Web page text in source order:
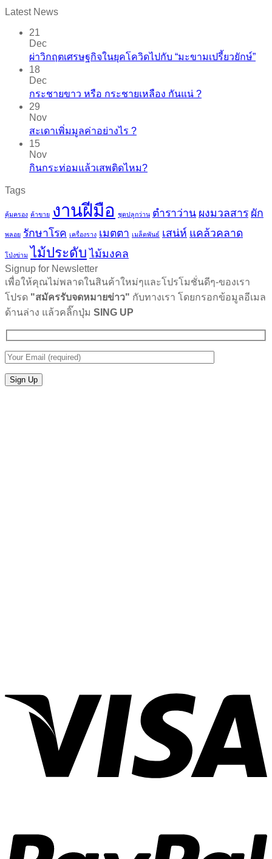
Latest News
21
Dec
ผ่าวิกฤตเศรษฐกิจในยุคโควิดไปกับ “มะขามเปรี้ยวยักษ์”
18
Dec
กระชายขาว​ หรือ​ กระชายเหลือง กันแน่ ?
29
Nov
สะเดาเพิ่มมูลค่าอย่างไร ?
15
Nov
กินกระท่อมแล้วเสพติดไหม?
Tags
คุ้มครอง ค้าขาย งานฝีมือ ชุดปลูกว่าน ตำราว่าน ผงมวลสาร ผัก
พลอย รักษาโรค เครื่องราง เมตตา เมล็ดพันธ์ เสน่ห์ แคล้วคลาด
โป่งข่าม ไม้ประดับ ไม้มงคล
Signup for Newsletter
เพื่อให้คุณไม่พลาดในสินค้าใหม่ๆและโปรโมชั่นดีๆ-ของเรา
โปรด "สมัครรับจดหมายข่าว" กับทางเรา โดยกรอกข้อมูลอีเมล
ด้านล่าง แล้วคลิ๊กปุ่ม SING UP